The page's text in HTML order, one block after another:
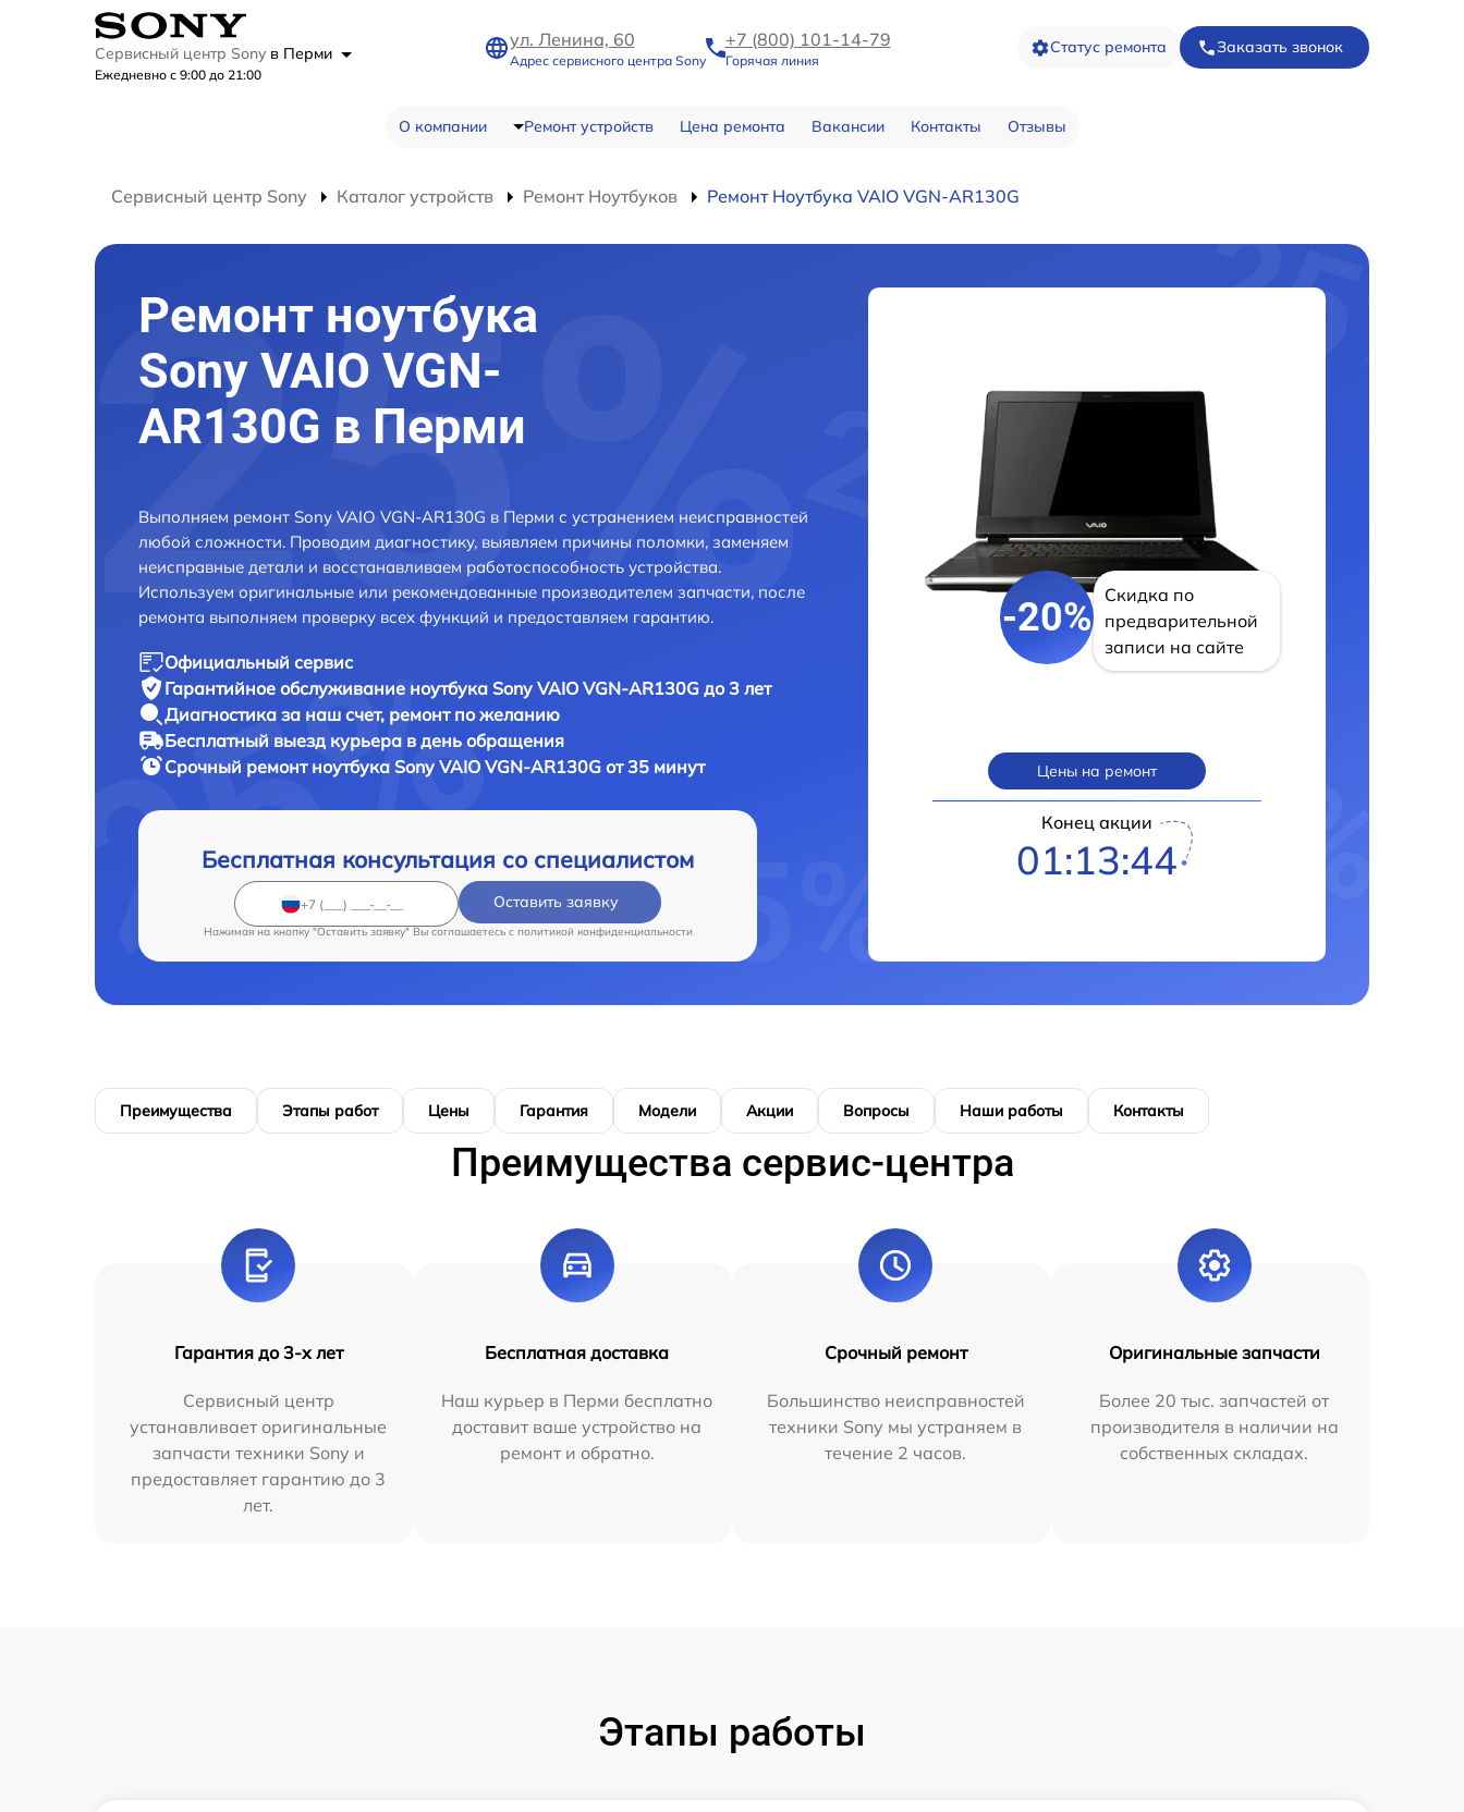
Сервисный центр Sony в Перми
Ежедневно с 9:00 до 21:00
ул. Ленина, 60
Адрес сервисного центра Sony
+7 (800) 101-14-79
Горячая линия
Статус ремонта Заказать звонок
О компании Ремонт устройств Цена ремонта Вакансии Контакты Отзывы
Сервисный центр Sony Каталог устройств Ремонт Ноутбуков Ремонт Ноутбука VAIO VGN-AR130G
Ремонт ноутбука
Sony VAIO VGN-
AR130G в Перми
Выполняем ремонт Sony VAIO VGN-AR130G в Перми с устранением неисправностей
любой сложности. Проводим диагностику, выявляем причины поломки, заменяем
неисправные детали и восстанавливаем работоспособность устройства.
Используем оригинальные или рекомендованные производителем запчасти, после
ремонта выполняем проверку всех функций и предоставляем гарантию.
Официальный сервис
Гарантийное обслуживание ноутбука Sony VAIO VGN-AR130G до 3 лет
Диагностика за наш счет, ремонт по желанию
Бесплатный выезд курьера в день обращения
Срочный ремонт ноутбука Sony VAIO VGN-AR130G от 35 минут
Бесплатная консультация со специалистом
Оставить заявку
Нажимая на кнопку "Оставить заявку" Вы соглашаетесь c политикой конфиденциальности
-20%
Скидка по
предварительной
записи на сайте
Цены на ремонт
Конец акции
01:13:43
Преимущества Этапы работ Цены Гарантия Модели Акции Вопросы Наши работы Контакты
Преимущества сервис-центра
Гарантия до 3-х лет
Сервисный центр
устанавливает оригинальные
запчасти техники Sony и
предоставляет гарантию до 3
лет.
Бесплатная доставка
Наш курьер в Перми бесплатно
доставит ваше устройство на
ремонт и обратно.
Срочный ремонт
Большинство неисправностей
техники Sony мы устраняем в
течение 2 часов.
Оригинальные запчасти
Более 20 тыс. запчастей от
производителя в наличии на
собственных складах.
Этапы работы